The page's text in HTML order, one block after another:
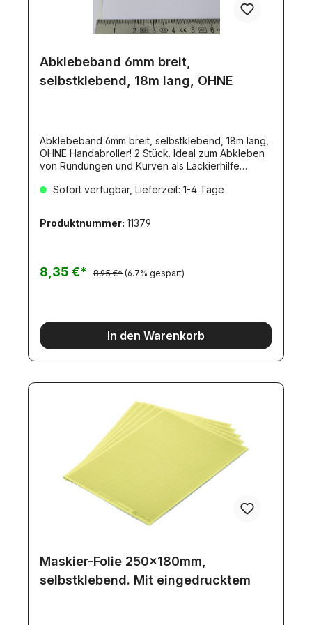
Abklebeband 6mm breit,
selbstklebend, 18m lang, OHNE
Abklebeband 6mm breit, selbstklebend, 18m lang,
OHNE Handabroller! 2 Stück. Ideal zum Abkleben
von Rundungen und Kurven als Lackierhilfe
Masking Tape 6 mm BreiteDieses säurefreie Band
verkrümmen, zu reißen oder Farbe
klebt, hält und lässt sich rückstandslos und sauber
entfernen. Präzise Maskierung für scharfe
Sofort verfügbar, Lieferzeit: 1-4 Tage
Produktnummer: 11379
8,35 €* 8,95 €* (6.7% gespart)
In den Warenkorb
Maskier-Folie 250x180mm,
selbstklebend. Mit eingedrucktem